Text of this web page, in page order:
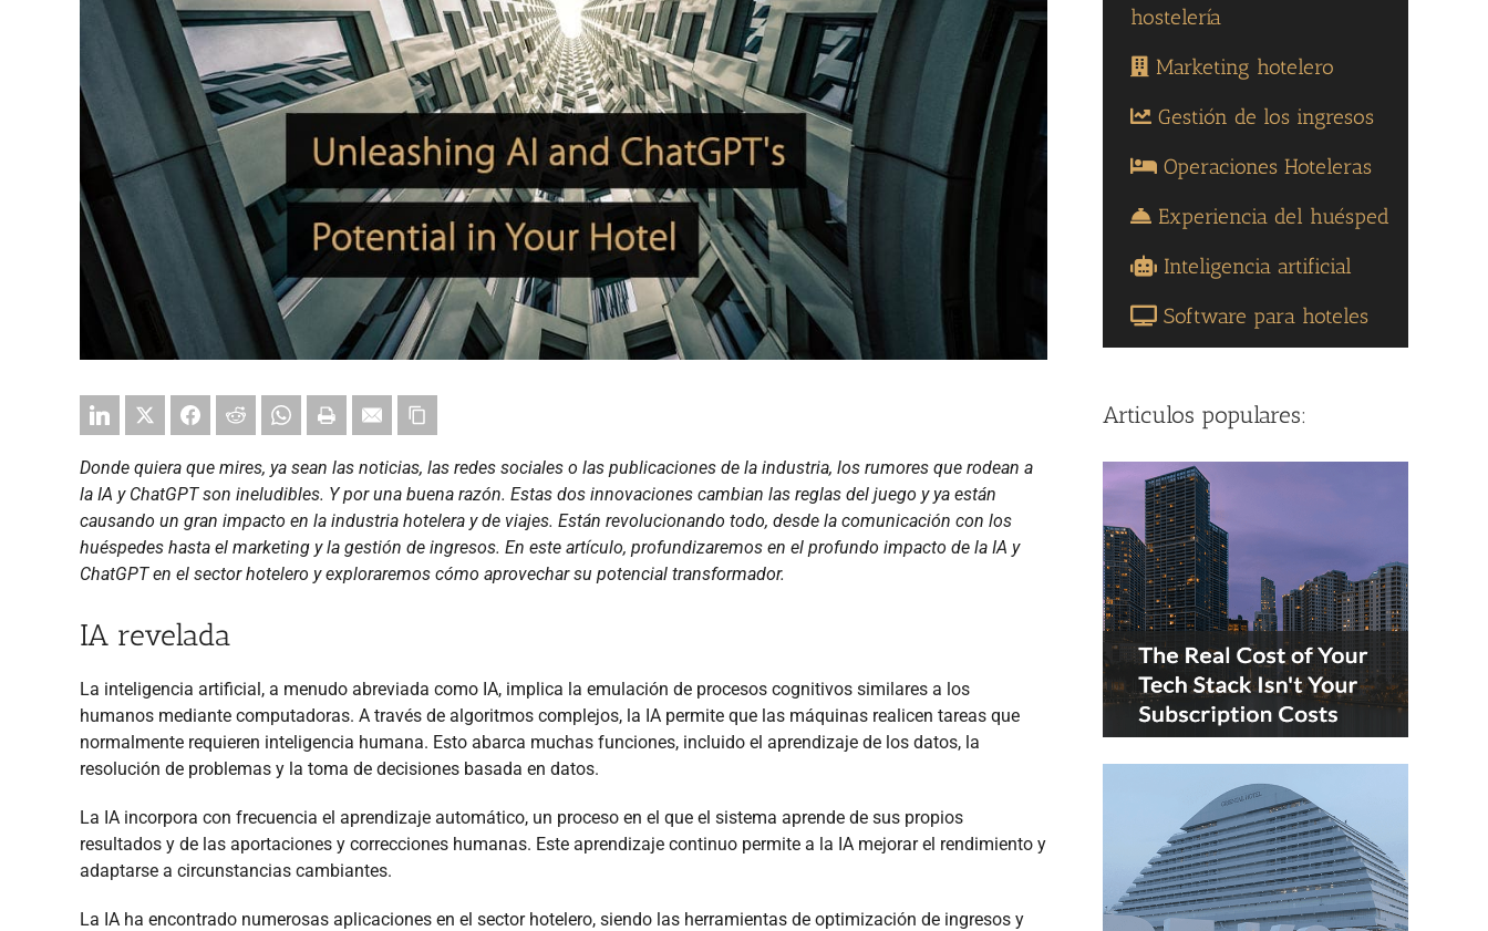
Donde quiera que mires, ya sean las noticias, las redes sociales o las publicaciones de la industria, los rumores que rodean a
la IA y ChatGPT son ineludibles. Y por una buena razón. Estas dos innovaciones cambian las reglas del juego y ya están
causando un gran impacto en la industria hotelera y de viajes. Están revolucionando todo, desde la comunicación con los
huéspedes hasta el marketing y la gestión de ingresos. En este artículo, profundizaremos en el profundo impacto de la IA y
ChatGPT en el sector hotelero y exploraremos cómo aprovechar su potencial transformador.
IA revelada
La inteligencia artificial, a menudo abreviada como IA, implica la emulación de procesos cognitivos similares a los
humanos mediante computadoras. A través de algoritmos complejos, la IA permite que las máquinas realicen tareas que
normalmente requieren inteligencia humana. Esto abarca muchas funciones, incluido el aprendizaje de los datos, la
resolución de problemas y la toma de decisiones basada en datos.
La IA incorpora con frecuencia el aprendizaje automático, un proceso en el que el sistema aprende de sus propios
resultados y de las aportaciones y correcciones humanas. Este aprendizaje continuo permite a la IA mejorar el rendimiento y
adaptarse a circunstancias cambiantes.
La IA ha encontrado numerosas aplicaciones en el sector hotelero, siendo las herramientas de optimización de ingresos y
hostelería
Marketing hotelero
Gestión de los ingresos
Operaciones Hoteleras
Experiencia del huésped
Inteligencia artificial
Software para hoteles
Articulos populares: